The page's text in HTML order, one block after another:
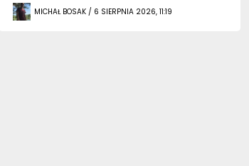
MICHAŁ BOSAK / 6 SIERPNIA 2026, 11:19